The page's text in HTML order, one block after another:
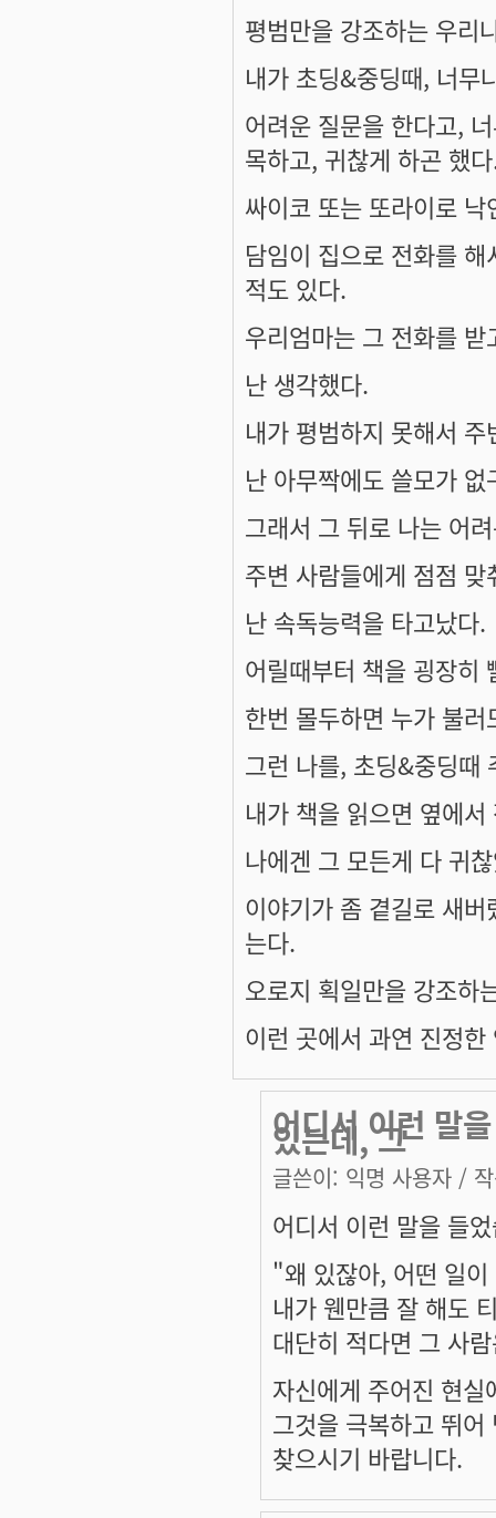
평범만을 강조하는 우리
내가 초딩&중딩때, 너무
어려운 질문을 한다고,
목하고, 귀찮게 하곤 했
싸이코 또는 또라이로
담임이 집으로 전화를
적도 있다.
우리엄마는 그 전화를 받
난 생각했다.
내가 평범하지 못해서
난 아무짝에도 쓸모가 없
그래서 그 뒤로 나는 어
주변 사람들에게 점점 맞
난 속독능력을 타고났다.
어릴때부터 책을 굉장히
한번 몰두하면 누가 불
그런 나를, 초딩&중딩때
내가 책을 읽으면 옆에
나에겐 그 모든게 다 귀
이야기가 좀 곁길로 새
는다.
오로지 획일만을 강조하
이런 곳에서 과연 진정
어디서 이런 말
있는데, 그
글쓴이: 익명 사용자 /
어디서 이런 말을 들
"왜 있잖아, 어떤 일
내가 웬만큼 잘 해도
대단히 적다면 그 사
자신에게 주어진 현
그것을 극복하고 뛰
찾으시기 바랍니다.